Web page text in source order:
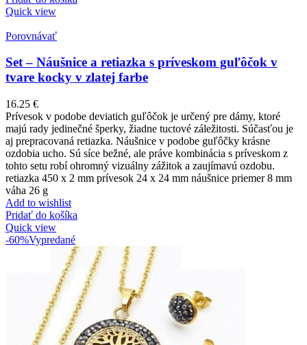
Quick view
Porovnávať
Set – Náušnice a retiazka s príveskom guľôčok v
tvare kocky v zlatej farbe
16.25 €
Prívesok v podobe deviatich guľôčok je určený pre dámy, ktoré
majú rady jedinečné šperky, žiadne tuctové záležitosti. Súčasťou je
aj prepracovaná retiazka. Náušnice v podobe guľôčky krásne
ozdobia ucho. Sú síce bežné, ale práve kombinácia s príveskom z
tohto setu robí ohromný vizuálny zážitok a zaujímavú ozdobu.
retiazka 450 x 2 mm prívesok 24 x 24 mm náušnice priemer 8 mm
váha 26 g
Add to wishlist
Pridať do košíka
Quick view
-60%Vypredané